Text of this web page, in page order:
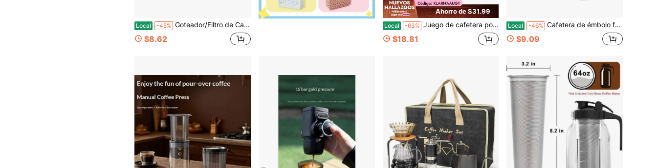
Local -45% Goteador/Filtro de Café de Vidrio Gute - Goteador de Café de Vidrio Cónico con Soporte de Bambú, Accesorios de Embudo para Cafetera de Goteo de 1-4 Tazas para el Hogar, la Oficina
$8.62
Ahorro de $31.99
Local -63% Juego de cafetera portátil de goteo, taza de viaje de acero inoxidable aislada con filtro, taza de café para camping al aire libre, cafetera todo en uno
$18.81
Local -46% Cafetera de émbolo francés Maveite, jarra de vidrio resistente al calor con sistema de filtración de 3 niveles, acero inoxidable, prepara café y té, 12 onzas
$9.09